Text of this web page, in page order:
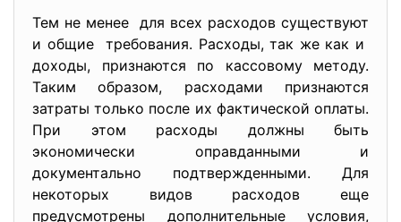
Тем не менее для всех расходов существуют
и общие требования. Расходы, так же как и
доходы, признаются по кассовому методу.
Таким образом, расходами признаются
затраты только после их фактической оплаты.
При этом расходы должны быть
экономически оправданными и
документально подтвержденными. Для
некоторых видов расходов еще
предусмотрены дополнительные условия,